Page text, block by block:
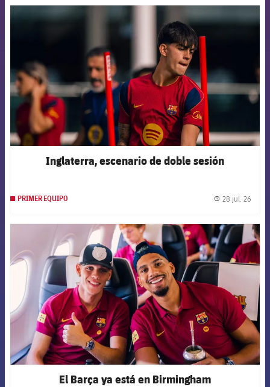
Inglaterra, escenario de doble sesión
PRIMER EQUIPO 28 jul. 26
FCB Barcelona badge
El Barça ya está en Birmingham